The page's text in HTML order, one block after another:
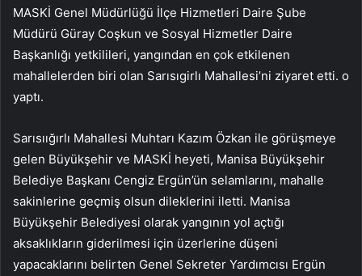
MASKİ Genel Müdürlüğü İlçe Hizmetleri Daire Şube
Müdürü Güray Coşkun ve Sosyal Hizmetler Daire
Başkanlığı yetkilileri, yangından en çok etkilenen
mahallelerden biri olan Sarısıgirlı Mahallesi’ni ziyaret etti. o
yaptı.
Sarısıığırlı Mahallesi Muhtarı Kazım Özkan ile görüşmeye
gelen Büyükşehir ve MASKİ heyeti, Manisa Büyükşehir
Belediye Başkanı Cengiz Ergün’ün selamlarını, mahalle
sakinlerine geçmiş olsun dileklerini iletti. Manisa
Büyükşehir Belediyesi olarak yangının yol açtığı
aksaklıkların giderilmesi için üzerlerine düşeni
yapacaklarını belirten Genel Sekreter Yardımcısı Ergün